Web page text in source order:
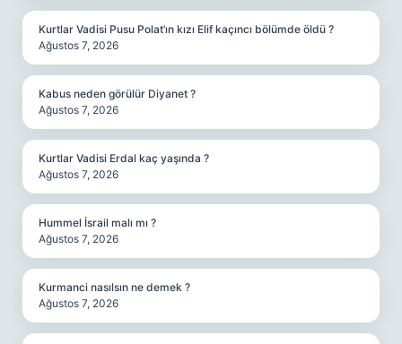
Kurtlar Vadisi Pusu Polat’ın kızı Elif kaçıncı bölümde öldü ?
Ağustos 7, 2026
Kabus neden görülür Diyanet ?
Ağustos 7, 2026
Kurtlar Vadisi Erdal kaç yaşında ?
Ağustos 7, 2026
Hummel İsrail malı mı ?
Ağustos 7, 2026
Kurmanci nasılsın ne demek ?
Ağustos 7, 2026